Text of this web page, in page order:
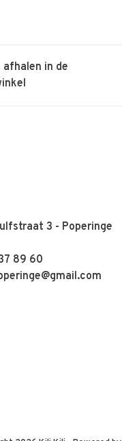
afhalen in de
3 - Poperinge
89 60